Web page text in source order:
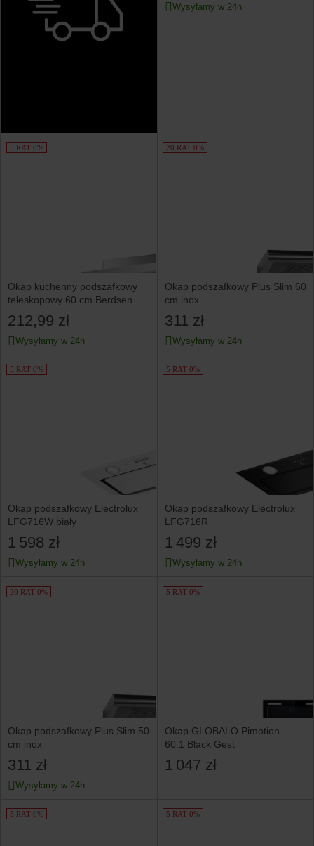
Wysyłamy w 24h
5 RAT 0%
Okap kuchenny podszafkowy
teleskopowy 60 cm Berdsen
212,99 zł
Wysyłamy w 24h
20 RAT 0%
Okap podszafkowy Plus Slim 60
cm inox
311 zł
Wysyłamy w 24h
5 RAT 0%
Okap podszafkowy Electrolux
LFG716W biały
1 598 zł
Wysyłamy w 24h
5 RAT 0%
Okap podszafkowy Electrolux
LFG716R
1 499 zł
Wysyłamy w 24h
20 RAT 0%
Okap podszafkowy Plus Slim 50
cm inox
311 zł
Wysyłamy w 24h
5 RAT 0%
Okap GLOBALO Pimotion
60.1 Black Gest
1 047 zł
5 RAT 0% 5 RAT 0%